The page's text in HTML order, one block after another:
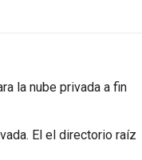
la nube privada a fin
El el directorio raíz